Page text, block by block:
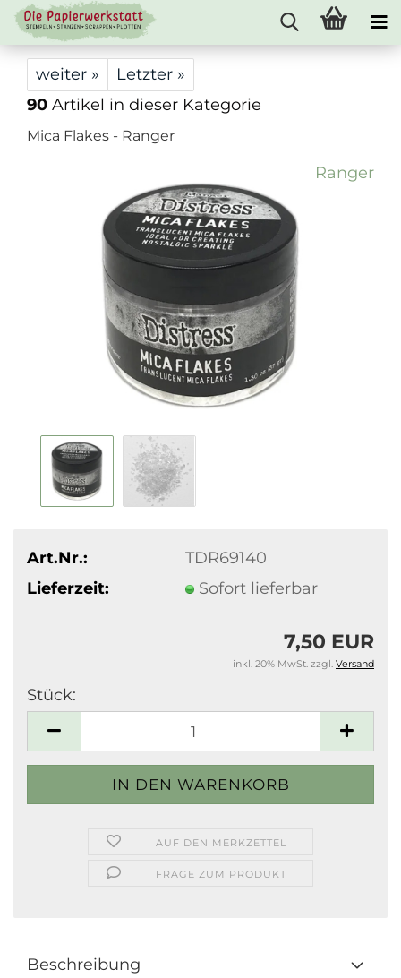
weiter »
Letzter »
90 Artikel in dieser Kategorie
Mica Flakes - Ranger
Ranger
Art.Nr.:
TDR69140
Lieferzeit:
Sofort lieferbar
7,50 EUR
inkl. 20% MwSt. zzgl. Versand
Stück:
AUF DEN MERKZETTEL
FRAGE ZUM PRODUKT
Beschreibung